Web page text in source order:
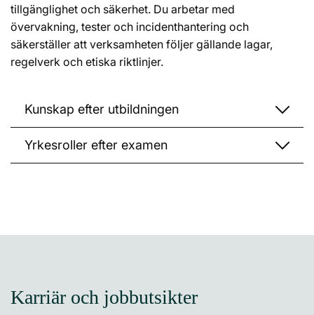
tillgänglighet och säkerhet. Du arbetar med
övervakning, tester och incidenthantering och
säkerställer att verksamheten följer gällande lagar,
regelverk och etiska riktlinjer.
Kunskap efter utbildningen
Yrkesroller efter examen
Karriär och jobbutsikter